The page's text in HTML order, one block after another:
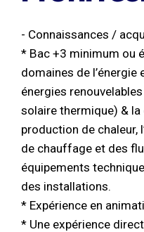
- Connaissances /
* Bac +3 minimum ou
domaines de
énergies
solaire thermique) &
production de chaleur,
de chauffage et des
équipements
des installations.
* Expérience en
* Une expérience